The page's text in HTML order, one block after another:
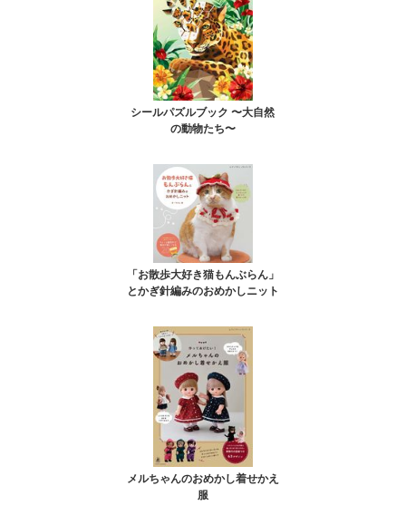
シールパズルブック 〜大自然
の動物たち〜
「お散歩大好き猫もんぶらん」
とかぎ針編みのおめかしニット
メルちゃんのおめかし着せかえ
服